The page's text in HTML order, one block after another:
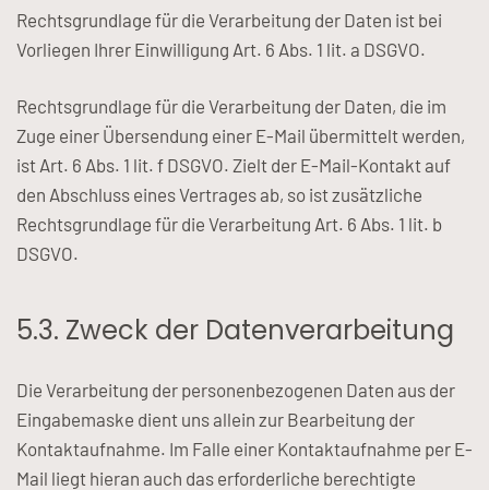
Rechtsgrundlage für die Verarbeitung der Daten ist bei
Vorliegen Ihrer Einwilligung Art. 6 Abs. 1 lit. a DSGVO.
Rechtsgrundlage für die Verarbeitung der Daten, die im
Zuge einer Übersendung einer E-Mail übermittelt werden,
ist Art. 6 Abs. 1 lit. f DSGVO. Zielt der E-Mail-Kontakt auf
den Abschluss eines Vertrages ab, so ist zusätzliche
Rechtsgrundlage für die Verarbeitung Art. 6 Abs. 1 lit. b
DSGVO.
5.3. Zweck der Datenverarbeitung
Die Verarbeitung der personenbezogenen Daten aus der
Eingabemaske dient uns allein zur Bearbeitung der
Kontaktaufnahme. Im Falle einer Kontaktaufnahme per E-
Mail liegt hieran auch das erforderliche berechtigte